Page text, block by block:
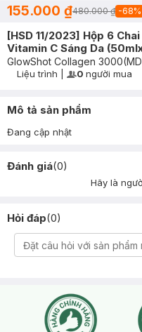
155.000 ₫480.000 ₫ -68%
[HSD 11/2023] Hộp 6
Vitamin C Sáng Da
GlowShot Collagen 3000
Timer Gray Icon
Liệu trình User Product Icon
0 người mua
Mô tả sản phẩm
Đang cập nhật
Đánh giá(0)
Hãy là
Hỏi đáp(0)